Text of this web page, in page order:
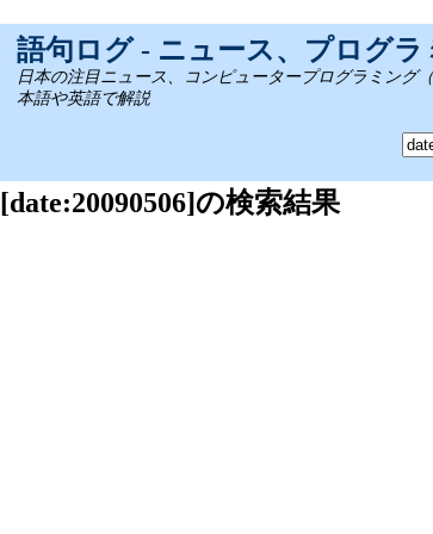
語句ログ - ニュース、プログ
日本の注目ニュース、コンピュータープログラミング
本語や英語で解説
[date:20090506]の検索結果